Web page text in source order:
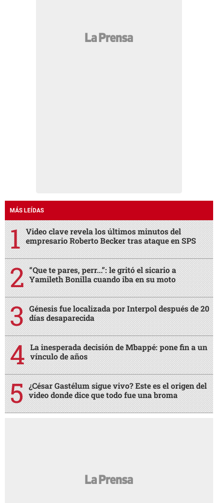
MÁS LEÍDAS
Video clave revela los últimos minutos del
empresario Roberto Becker tras ataque en SPS
“Que te pares, perr...”: le gritó el sicario a
Yamileth Bonilla cuando iba en su moto
Génesis fue localizada por Interpol después de 20
días desaparecida
La inesperada decisión de Mbappé: pone fin a un
vínculo de años
¿César Gastélum sigue vivo? Este es el origen del
video donde dice que todo fue una broma